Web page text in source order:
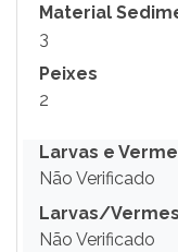
Material
3
Peixes
2
Larvas e
Não Verificado
Larvas/
Não Verificado